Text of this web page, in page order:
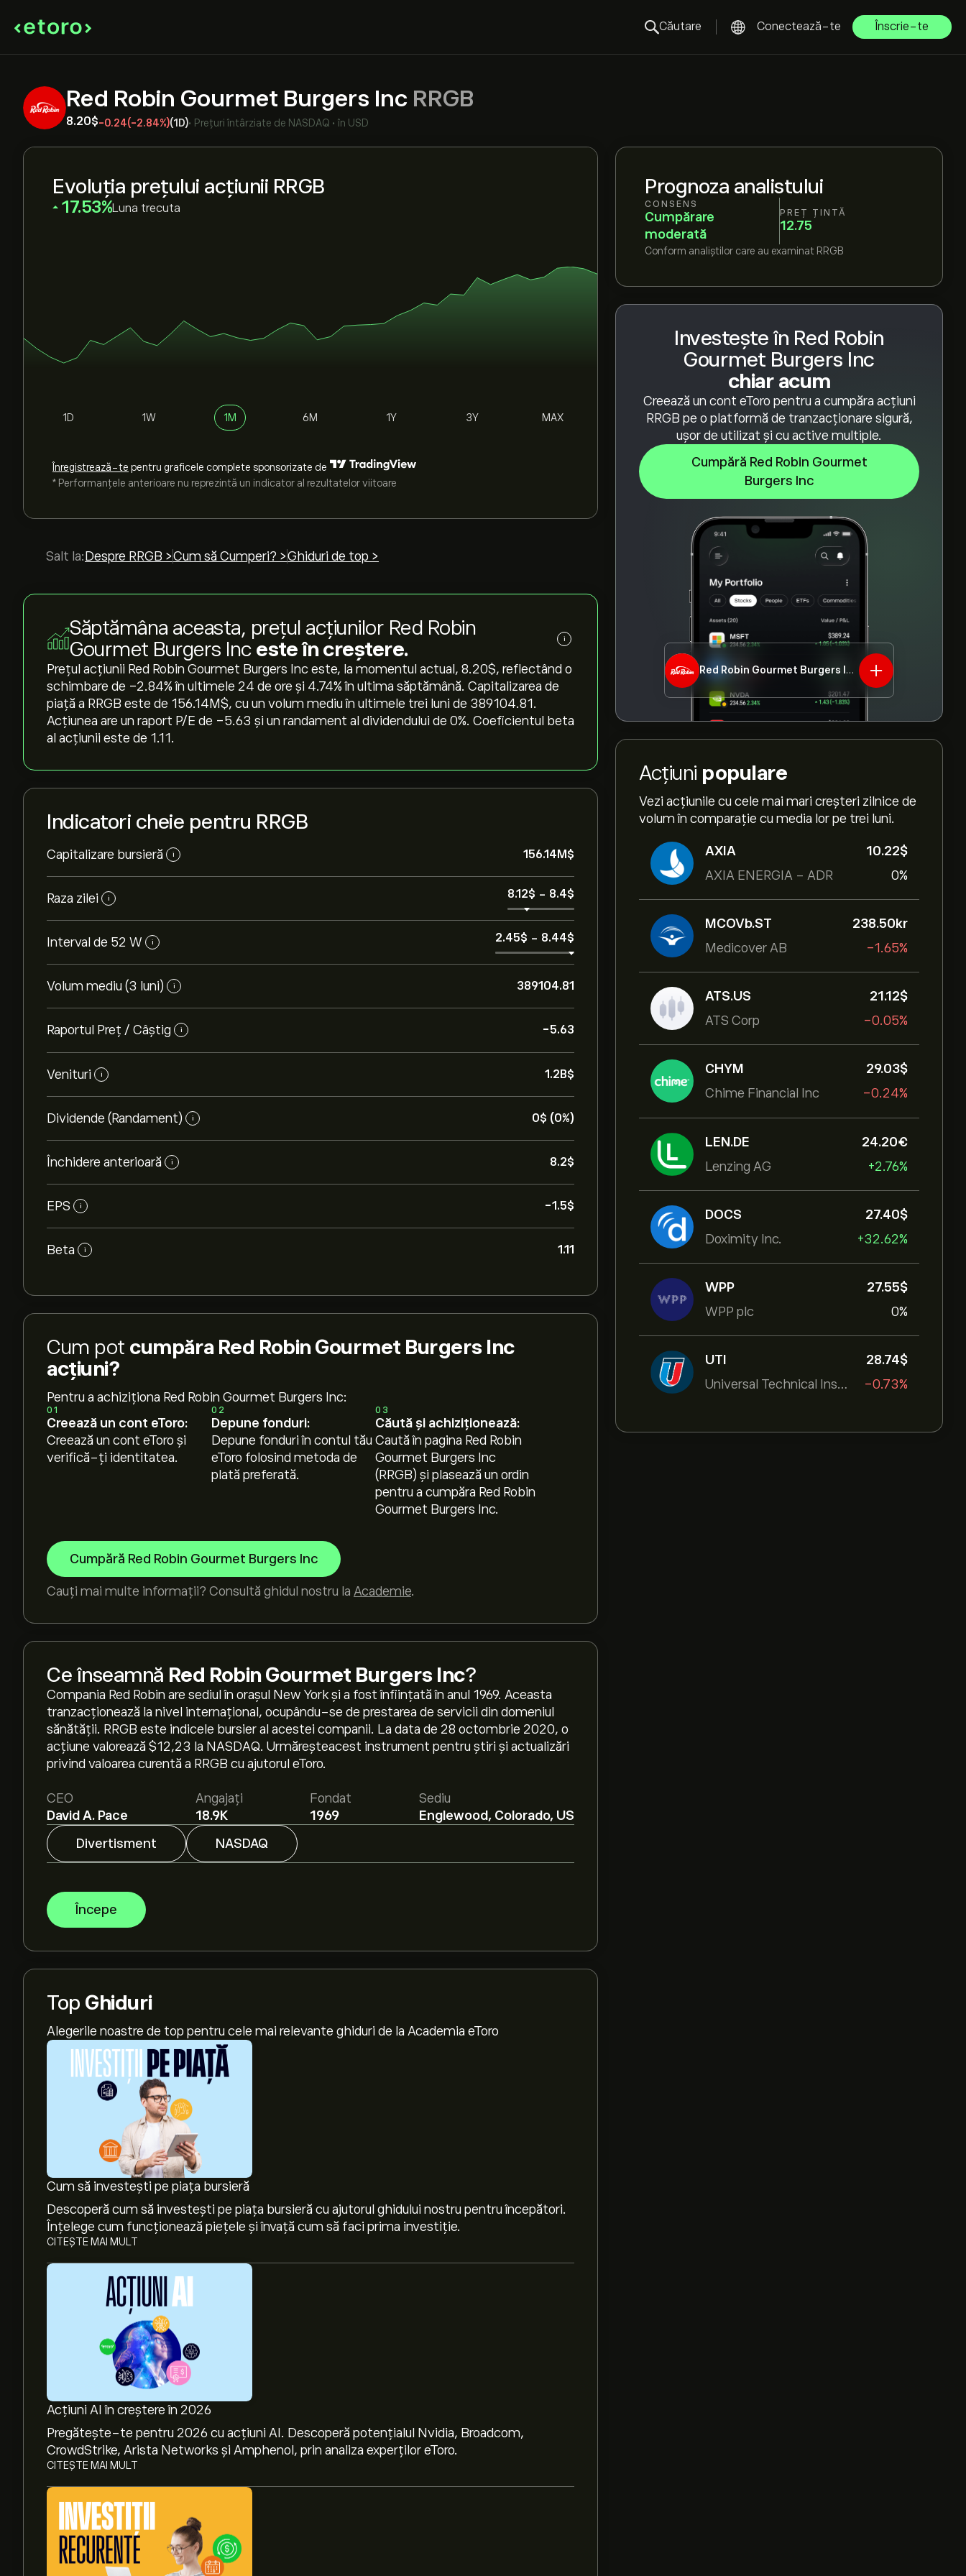
Căutare Conectează-te Înscrie-te
Red Robin Gourmet Burgers Inc RRGB
8.20‎$‎-0.24(-2.84%)(1D)• Prețuri întârziate de NASDAQ • în USD
Prognoza analistului
CONSENS
Cumpărare
moderată
PREȚ ȚINTĂ
12.75
Conform analiștilor care au examinat RRGB
Investește în Red Robin
Gourmet Burgers Inc
chiar acum
Creează un cont eToro pentru a cumpăra acțiuni
RRGB pe o platformă de tranzacționare sigură,
ușor de utilizat și cu active multiple.
Cumpără Red Robin Gourmet
Burgers Inc
Red Robin Gourmet Burgers Inc RRGB
Acțiuni populare
Vezi acțiunile cu cele mai mari creșteri zilnice de
volum în comparație cu media lor pe trei luni.
AXIA
AXIA ENERGIA - ADR
10.22‎$‎
0%
MCOVb.ST
Medicover AB
238.50‎kr‎
-1.65%
ATS.US
ATS Corp
21.12‎$‎
-0.05%
CHYM
Chime Financial Inc
29.03‎$‎
-0.24%
LEN.DE
Lenzing AG
24.20‎€‎
+2.76%
DOCS
Doximity Inc.
27.40‎$‎
+32.62%
WPP
WPP plc
27.55‎$‎
0%
UTI
Universal Technical Institut
28.74‎$‎
-0.73%
Evoluția prețului acțiunii RRGB
‎17.53‎ Luna trecuta
1D 1W 1M 6M 1Y 3Y MAX
Înregistrează-te pentru graficele complete sponsorizate de
* Performanțele anterioare nu reprezintă un indicator al rezultatelor viitoare
Salt la: Despre RRGB >Cum să Cumperi? >Ghiduri de top >
Săptămâna aceasta, prețul acțiunilor Red Robin
Gourmet Burgers Inc este în creștere. i
Prețul acțiunii Red Robin Gourmet Burgers Inc este, la momentul actual, 8.20‎$‎, reflectând o
schimbare de ‎-2.84‎% în ultimele 24 de ore și ‎4.74‎% în ultima săptămână. Capitalizarea de
piață a RRGB este de 156.14M‎$‎, cu un volum mediu în ultimele trei luni de 389104.81.
Acțiunea are un raport P/E de -5.63 și un randament al dividendului de 0%. Coeficientul beta
al acțiunii este de 1.11.
Indicatori cheie pentru RRGB
Capitalizare bursieră i 156.14M‎$‎
Raza zilei i 8.12‎$‎ - 8.4‎$‎
Interval de 52 W i 2.45‎$‎ - 8.44‎$‎
Volum mediu (3 luni) i 389104.81
Raportul Preț / Câștig i -5.63
Venituri i 1.2B‎$‎
Dividende (Randament) i 0‎$‎ (0%)
Închidere anterioară i 8.2‎$‎
EPS i -1.5‎$‎
Beta i 1.11
Cum pot cumpăra Red Robin Gourmet Burgers Inc
acțiuni?
Pentru a achiziționa Red Robin Gourmet Burgers Inc:
01
Creează un cont eToro:
Creează un cont eToro și
verifică-ți identitatea.
02
Depune fonduri:
Depune fonduri în contul tău
eToro folosind metoda de
plată preferată.
03
Căută și achiziționează:
Caută în pagina Red Robin
Gourmet Burgers Inc
(RRGB) și plasează un ordin
pentru a cumpăra Red Robin
Gourmet Burgers Inc.
Cumpără Red Robin Gourmet Burgers Inc
Cauți mai multe informații? Consultă ghidul nostru la Academie.
Ce înseamnă Red Robin Gourmet Burgers Inc?
Compania Red Robin are sediul în orașul New York și a fost înființată în anul 1969. Aceasta
tranzacționează la nivel internațional, ocupându-se de prestarea de servicii din domeniul
sănătății. RRGB este indicele bursier al acestei companii. La data de 28 octombrie 2020, o
acțiune valorează $12,23 la NASDAQ. Urmăreșteacest instrument pentru știri și actualizări
privind valoarea curentă a RRGB cu ajutorul eToro.
CEO
David A. Pace
Angajați
18.9K
Fondat
1969
Sediu
Englewood, Colorado, US
Divertisment
NASDAQ
Începe
Top Ghiduri
Alegerile noastre de top pentru cele mai relevante ghiduri de la Academia eToro
Cum să investești pe piața bursieră
Descoperă cum să investești pe piața bursieră cu ajutorul ghidului nostru pentru începători.
Înțelege cum funcționează piețele și învață cum să faci prima investiție.
CITEȘTE MAI MULT
Acțiuni AI în creștere în 2026
Pregătește-te pentru 2026 cu acțiuni AI. Descoperă potențialul Nvidia, Broadcom,
CrowdStrike, Arista Networks și Amphenol, prin analiza experților eToro.
CITEȘTE MAI MULT
Prețul actual al acțiunilor RRGB este 8.20‎$‎.